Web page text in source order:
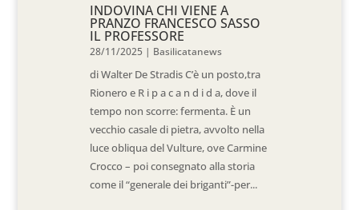
INDOVINA CHI VIENE A
PRANZO FRANCESCO SASSO
IL PROFESSORE
28/11/2025 | Basilicatanews
di Walter De Stradis C’è un posto,tra
Rionero e R i p a c a n d i d a, dove il
tempo non scorre: fermenta. È un
vecchio casale di pietra, avvolto nella
luce obliqua del Vulture, ove Carmine
Crocco – poi consegnato alla storia
come il “generale dei briganti”-per...